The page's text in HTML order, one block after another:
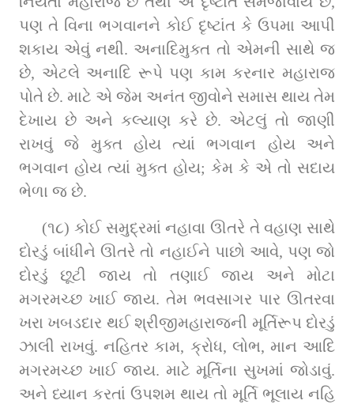
પણ તે વિના ભગવાનને કોઈ દૃષ્ટાંત કે ઉપમા આપી
શકાય એવું નથી. અનાદિમુક્ત તો એમની સાથે જ
છે, એટલે અનાદિ રૂપે પણ કામ કરનાર મહારાજ
પોતે છે. માટે એ જેમ અનંત જીવોને સમાસ થાય તેમ
દેખાય છે અને કલ્યાણ કરે છે. એટલું તો જાણી
રાખવું જે મુક્ત હોય ત્યાં ભગવાન હોય અને
ભગવાન હોય ત્યાં મુક્ત હોય; કેમ કે એ તો સદાય
ભેળા જ છે.
(૧૮) કોઈ સમુદ્રમાં નહાવા ઊતરે તે વહાણ સાથે
દોરડું બાંધીને ઊતરે તો નહાઈને પાછો આવે, પણ જો
દોરડું છૂટી જાય તો તણાઈ જાય અને મોટા
મગરમચ્છ ખાઈ જાય. તેમ ભવસાગર પાર ઊતરવા
ખરા ખબડદાર થઈ શ્રીજીમહારાજની મૂર્તિરૂપ દોરડું
ઝાલી રાખવું. નહિતર કામ, ક્રોધ, લોભ, માન આદિ
મગરમચ્છ ખાઈ જાય. માટે મૂર્તિના સુખમાં જોડાવું.
અને ધ્યાન કરતાં ઉપશમ થાય તો મૂર્તિ ભૂલાય નહિ